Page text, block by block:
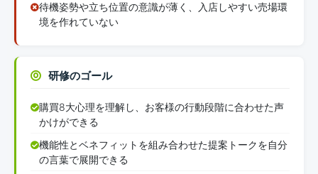
待機姿勢や立ち位置の意識が薄く、入店しやすい売場環
境を作れていない
研修のゴール
購買8大心理を理解し、お客様の行動段階に合わせた声
かけができる
機能性とベネフィットを組み合わせた提案トークを自分
の言葉で展開できる